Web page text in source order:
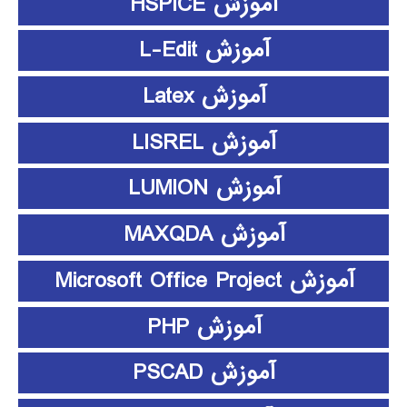
آموزش L-Edit
آموزش Latex
آموزش LISREL
آموزش LUMION
آموزش MAXQDA
آموزش Microsoft Office Project
آموزش PHP
آموزش PSCAD